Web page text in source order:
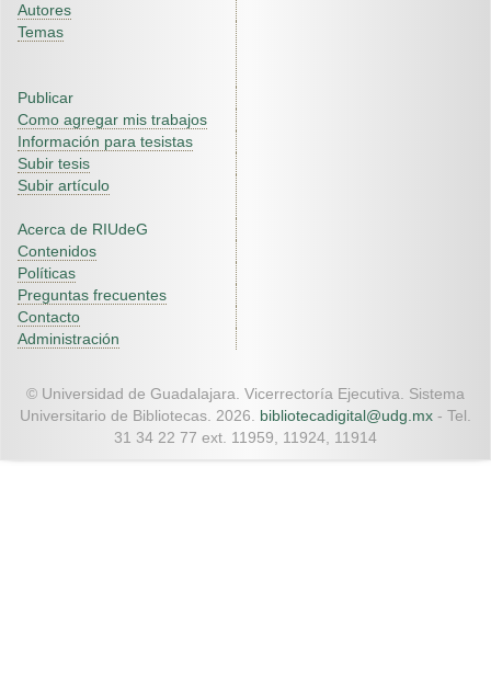
Autores
Temas
Publicar
Como agregar mis trabajos
Información para tesistas
Subir tesis
Subir artículo
Acerca de RIUdeG
Contenidos
Políticas
Preguntas frecuentes
Contacto
Administración
© Universidad de Guadalajara. Vicerrectoría Ejecutiva. Sistema
Universitario de Bibliotecas. 2026. bibliotecadigital@udg.mx - Tel.
31 34 22 77 ext. 11959, 11924, 11914